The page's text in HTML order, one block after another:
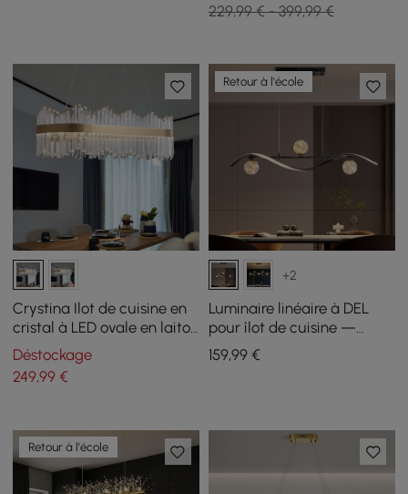
229,99 € - 399,99 €
Crystina Ilot de cuisine en
cristal à LED ovale en laiton
avec tubes en forme de
tube
Déstockage
249,99 €
Retour à l'école
+2
Luminaire linéaire à DEL
pour îlot de cuisine —
Luminaire noir à 4 lumières
à intensité variable avec
159,99€
Retour à l'école